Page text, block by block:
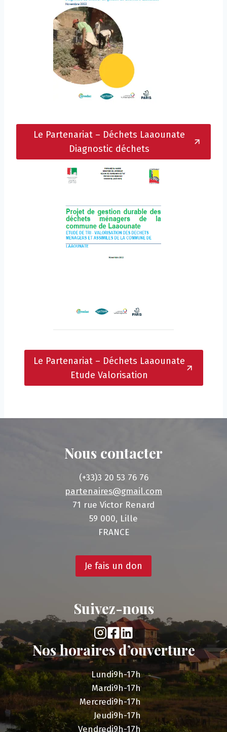
Le Partenariat – Déchets Laaounate
Diagnostic déchets
Le Partenariat – Déchets Laaounate
Etude Valorisation
Nous contacter
(+33)3 20 53 76 76
partenaires@gmail.com
71 rue Victor Renard
59 000, Lille
FRANCE
Je fais un don
Suivez-nous
Nos horaires d’ouverture
Lundi
Mardi
Mercredi
Jeudi
Vendredi
9h-17h
9h-17h
9h-17h
9h-17h
9h-17h